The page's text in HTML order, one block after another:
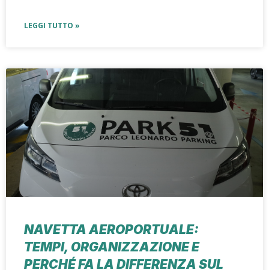
LEGGI TUTTO »
NAVETTA AEROPORTUALE:
TEMPI, ORGANIZZAZIONE E
PERCHÉ FA LA DIFFERENZA SUL